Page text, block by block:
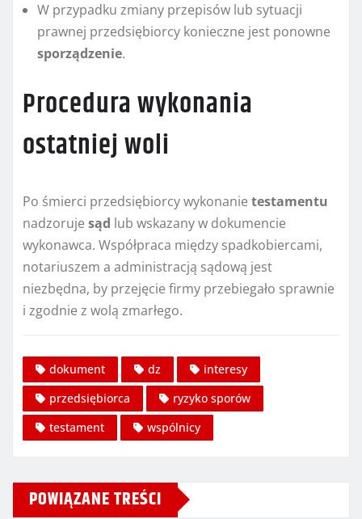
W przypadku zmiany przepisów lub sytuacji
prawnej przedsiębiorcy konieczne jest ponowne
sporządzenie.
Procedura wykonania
ostatniej woli
Po śmierci przedsiębiorcy wykonanie testamentu
nadzoruje sąd lub wskazany w dokumencie
wykonawca. Współpraca między spadkobiercami,
notariuszem a administracją sądową jest
niezbędna, by przejęcie firmy przebiegało sprawnie
i zgodnie z wolą zmarłego.
dokument dz
interesy
przedsiębiorca
ryzyko sporów
testament
wspólnicy
POWIĄZANE TREŚCI